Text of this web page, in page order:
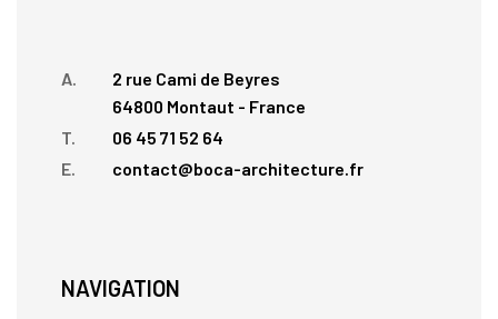
A.
2 rue Cami de Beyres
64800 Montaut - France
T.
06 45 71 52 64
E.
contact@boca-architecture.fr
NAVIGATION